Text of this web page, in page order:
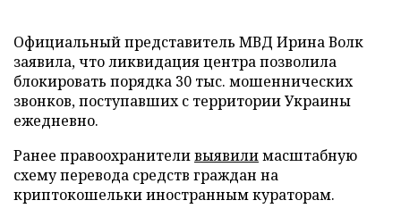
Официальный представитель МВД Ирина Волк
заявила, что ликвидация центра позволила
блокировать порядка 30 тыс. мошеннических
звонков, поступавших с территории Украины
ежедневно.
Ранее правоохранителивыявилимасштабную
схему перевода средств граждан на
криптокошельки иностранным кураторам.